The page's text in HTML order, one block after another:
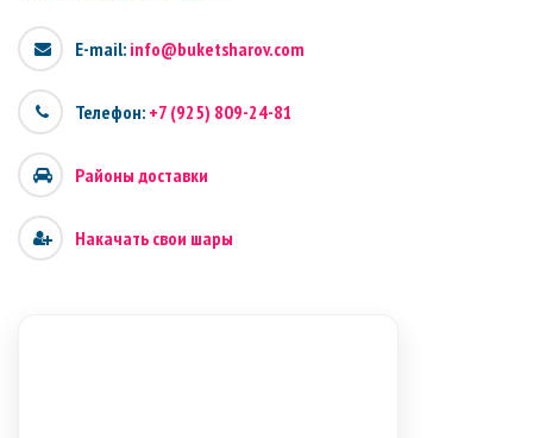
E-mail: info@buketsharov.com
Телефон: +7 (925) 809-24-81
Районы доставки
Накачать свои шары